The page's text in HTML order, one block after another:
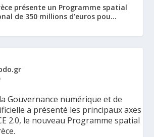
présente un Programme spatial
de 350 millions d’euros pou...
Gouvernance numérique et de
a présenté les principaux axes
2.0, le nouveau Programme spatial